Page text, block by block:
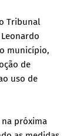
Tribunal
município,
de
uso de
na próxima